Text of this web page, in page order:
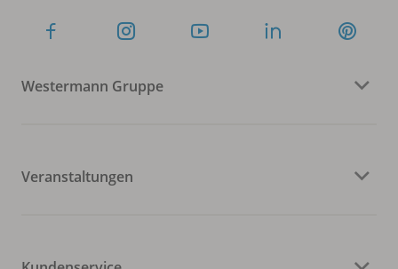
Westermann Gruppe
Veranstaltungen